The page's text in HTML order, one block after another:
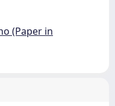
(Paper in